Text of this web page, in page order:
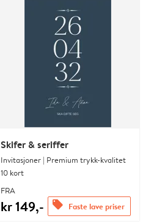
Skifer & seriffer
Invitasjoner | Premium trykk-kvalitet
10 kort
FRA
kr 149,- offers Faste lave priser